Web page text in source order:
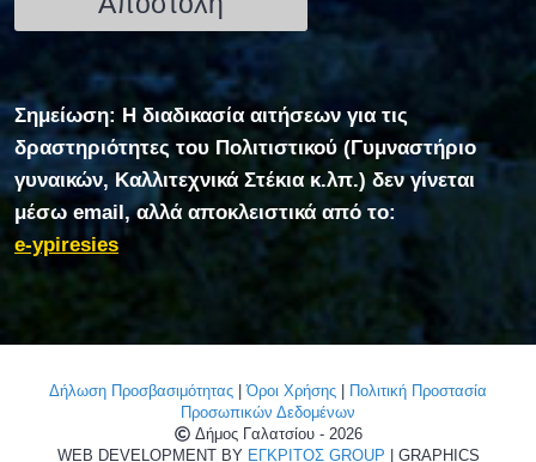
Σημείωση: Η διαδικασία αιτήσεων για τις
δραστηριότητες του Πολιτιστικού (Γυμναστήριο
γυναικών, Καλλιτεχνικά Στέκια κ.λπ.) δεν γίνεται
μέσω email, αλλά αποκλειστικά από το:
e-ypiresies
Δήλωση Προσβασιμότητας |Όροι Χρήσης
Πολιτική Προστασία
Προσωπικών Δεδομένων
Δήμος Γαλατσίου - 2026
WEB DEVELOPMENT BY ΕΓΚΡΙΤΟΣ GROUP | GRAPHICS